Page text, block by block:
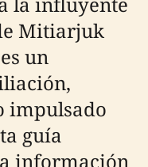
Mitiarjuk
un
impulsado
guía
información